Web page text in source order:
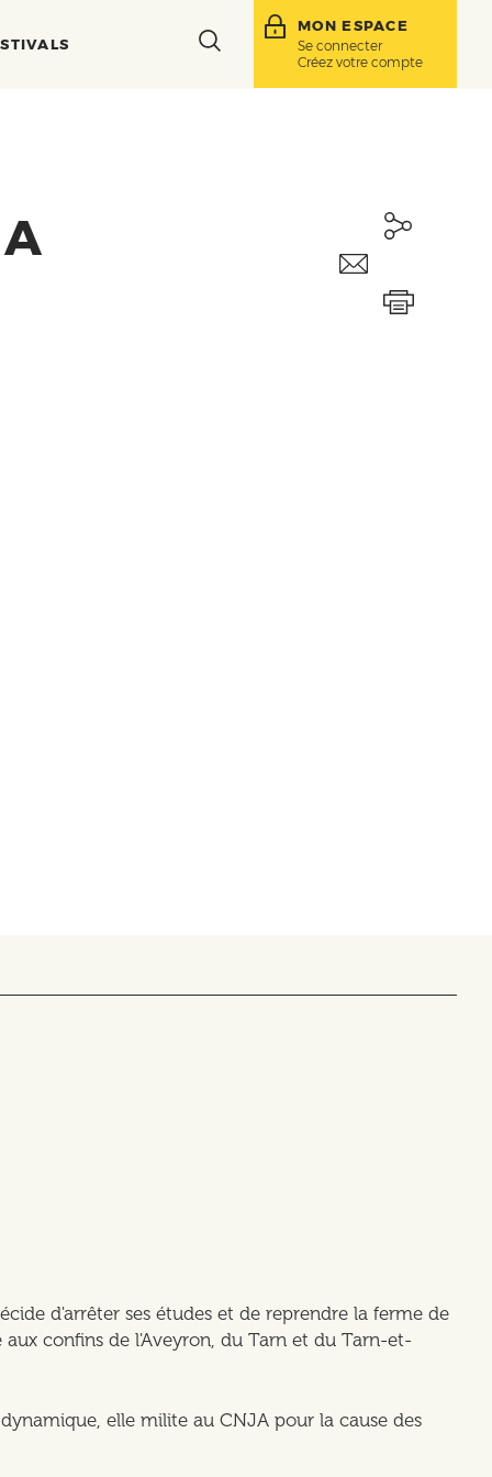
Toggle
MON ESPACE
Se connecter
Créez votre compte
d'arrêter ses études et de reprendre la ferme de
confins de l'Aveyron, du Tarn et du Tarn-et-
elle milite au CNJA pour la cause des